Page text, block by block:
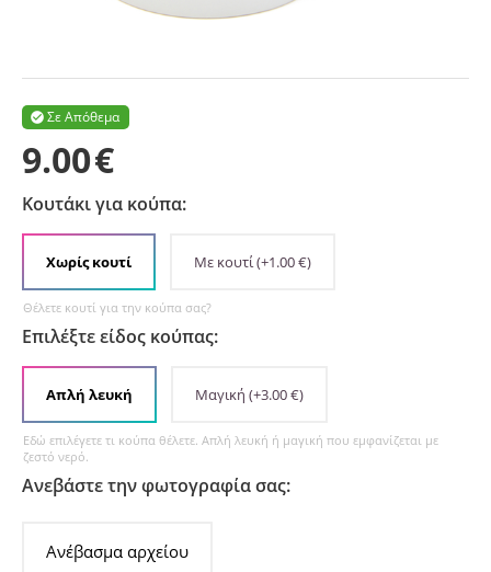
Σε Απόθεμα

9.00€
Κουτάκι για κούπα:
Χωρίς κουτί Με κουτί(+1.00€)
Θέλετε κουτί για την κούπα σας?
Επιλέξτε είδος κούπας:
Απλή λευκή Μαγική (+3.00€)
Εδώ επιλέγετε τι κούπα θέλετε. Απλή λευκή ή μαγική που εμφανίζεται με
ζεστό νερό.
Ανεβάστε την φωτογραφία σας:
Ανέβασμα αρχείου